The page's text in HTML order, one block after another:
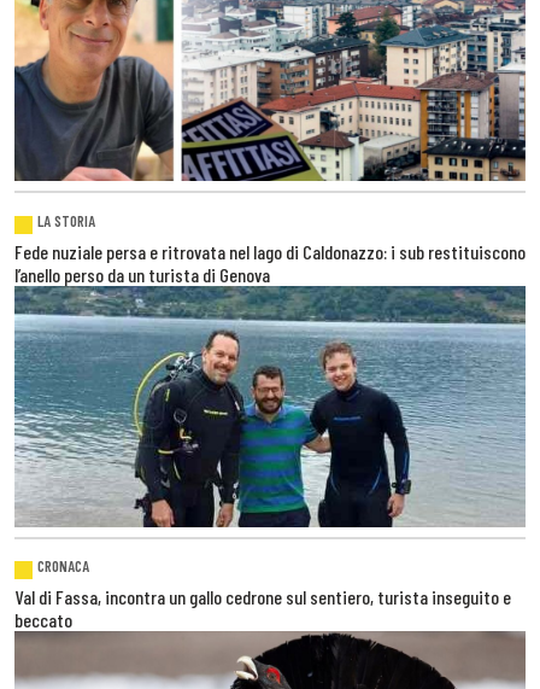
LA STORIA
Fede nuziale persa e ritrovata nel lago di Caldonazzo: i sub restituiscono
l’anello perso da un turista di Genova
CRONACA
Val di Fassa, incontra un gallo cedrone sul sentiero, turista inseguito e
beccato